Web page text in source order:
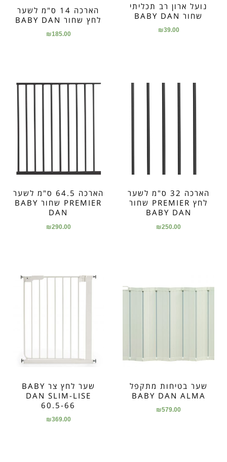
נועל ארון רב תכליתי
שחור BABY DAN
₪39.00
הארכה 14 ס"מ לשער
לחץ שחור BABY DAN
₪185.00
הארכה 32 ס"מ לשער
לחץ PREMIER שחור
BABY DAN
₪250.00
הארכה 64.5 ס"מ לשער
PREMIER שחור BABY
DAN
₪290.00
שער בטיחות מתקפל
BABY DAN ALMA
₪579.00
שער לחץ צר BABY
DAN SLIM-LISE
60.5-66
₪369.00